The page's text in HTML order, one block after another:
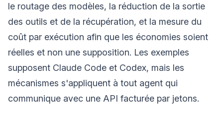
le routage des modèles, la réduction de la sortie
des outils et de la récupération, et la mesure du
coût par exécution afin que les économies soient
réelles et non une supposition. Les exemples
supposent Claude Code et Codex, mais les
mécanismes s'appliquent à tout agent qui
communique avec une API facturée par jetons.